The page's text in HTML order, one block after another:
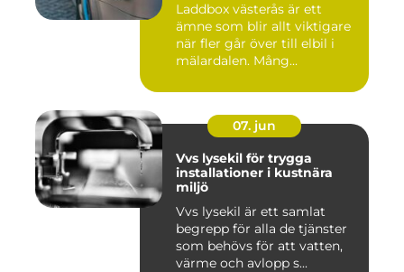
Laddbox västerås är ett
ämne som blir allt viktigare
när fler går över till elbil i
mälardalen. Mång...
07. jun
Vvs lysekil för trygga
installationer i kustnära
miljö
Vvs lysekil är ett samlat
begrepp för alla de tjänster
som behövs för att vatten,
värme och avlopp s...